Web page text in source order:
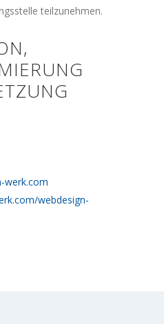
teilzunehmen.
werk.com
webdesign-